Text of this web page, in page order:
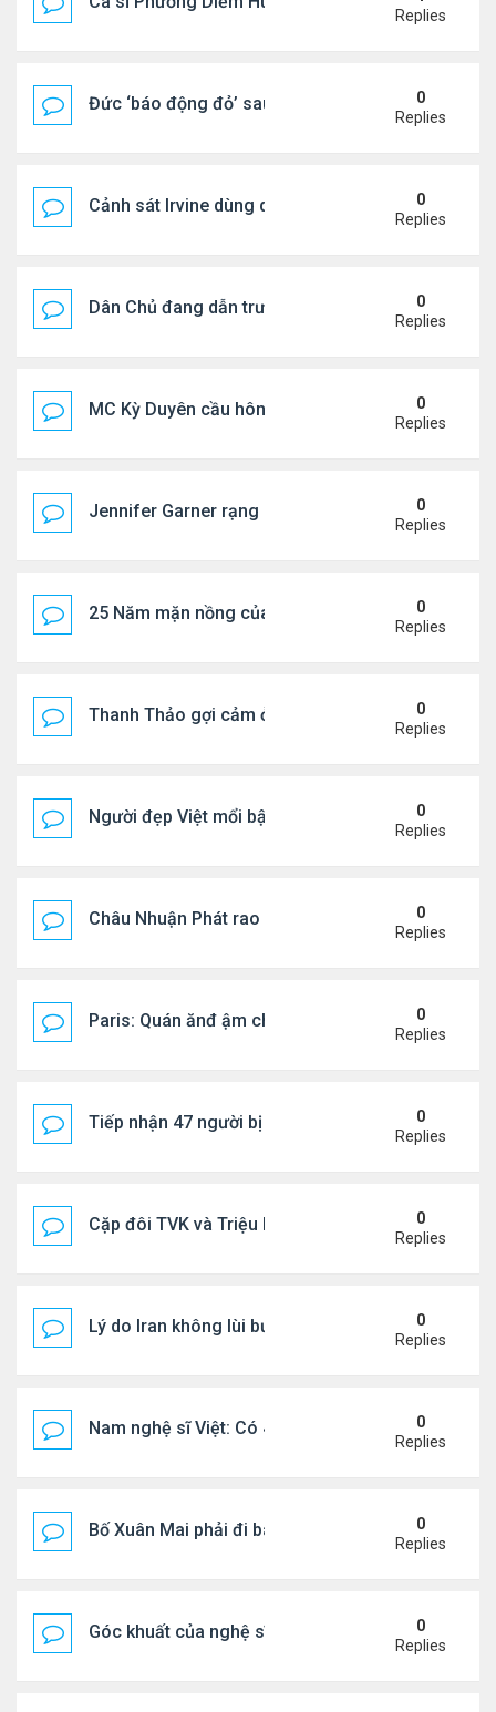
Replies
Đức ‘báo động đỏ’ sau vụ phát hiện UAV mang
0
Replies
Cảnh sát Irvine dùng drone bắt kẻ trộm trong
0
Replies
Dân Chủ đang dẫn trước Cộng Hòa trong các
0
Replies
MC Kỳ Duyên cầu hôn lại chồng cũ
0
Replies
Jennifer Garner rạng rỡ bên bạn trai kém 6 tuổi
0
Replies
25 Năm mặn nồng của 'Điệp viên 007'
0
Replies
Thanh Thảo gợi cảm ở tuổi 49
0
Replies
Người đẹp Việt mổi bật giữa dàn sao châu Á
0
Replies
Châu Nhuận Phát rao bán tài sản
0
Replies
Paris: Quán ănđ ậm chất Việt đông kín khách chờ
0
Replies
Tiếp nhận 47 người bị Mỹ trục xuất, Công an
0
Replies
Cặp đôi TVK và Triệu Mẫn được yêu thích nhất
0
Replies
Lý do Iran không lùi bước trước lời đe dọa của
0
Replies
Nam nghệ sĩ Việt: Có 4 nhà ở Pháp, sống gần
0
Replies
Bố Xuân Mai phải đi bán cơm ở Mỹ
0
Replies
Góc khuất của nghệ sĩ Hoài Tâm
0
Replies